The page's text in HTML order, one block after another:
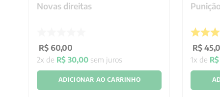
Novas direitas
R$ 60,00
2x de R$ 30,00 sem juros
ADICIONAR AO CARRINHO
R$ 45,
1x de R$